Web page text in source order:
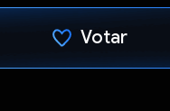
Votar